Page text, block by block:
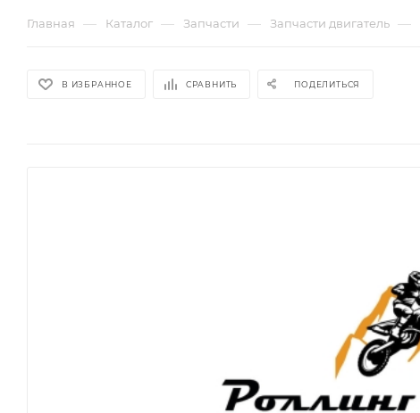
Главная — Каталог — Запчасти — Запчасти двигатель —
В ИЗБРАННОЕ СРАВНИТЬ ПОДЕЛИТЬСЯ